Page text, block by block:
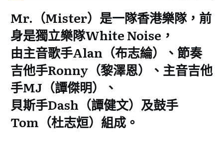
Mr.（Mister）是一隊香港樂隊，前
身是獨立樂隊White Noise，
由主音歌手Alan（布志綸）、節奏
吉他手Ronny（黎澤恩）、主音吉他
手MJ（譚傑明）、
貝斯手Dash（譚健文）及鼓手
Tom（杜志烜）組成。